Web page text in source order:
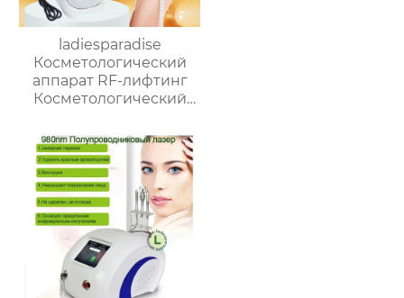
ladiesparadise
Косметологический
аппарат RF-лифтинг
Косметологический
агрегат для красоты
4В1, машина для
скульптуры
тела,машина для
контурирования тела